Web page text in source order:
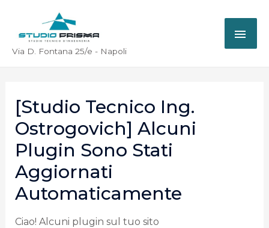
Via D. Fontana 25/e - Napoli
[Studio Tecnico Ing.
Ostrogovich] Alcuni
Plugin Sono Stati
Aggiornati
Automaticamente
Ciao! Alcuni plugin sul tuo sito